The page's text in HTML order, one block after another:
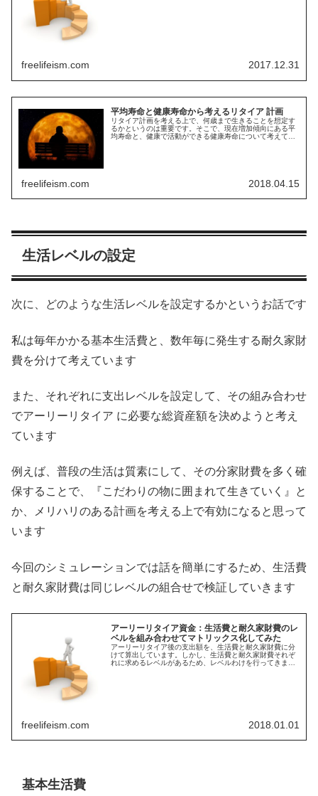
freelifeism.com 2017.12.31
平均寿命と健康寿命から考えるリタイア 計画
リタイア計画を考える上で、何歳まで生きることを想定す
るかというのは重要です。そこで、現在増加傾向にある平
均寿命と、健康で活動ができる健康寿命について考えてみ
freelifeism.com 2018.04.15
生活レベルの設定
次に、どのような生活レベルを設定するかというお話です
私は毎年かかる基本生活費と、数年毎に発生する耐久家財
費を分けて考えています
また、それぞれに支出レベルを設定して、その組み合わせ
でアーリーリタイア に必要な総資産額を決めようと考え
ています
例えば、普段の生活は質素にして、その分家財費を多く確
保することで、『こだわりの物に囲まれて生きていく』と
か、メリハリのある計画を考える上で有効になると思って
います
今回のシミュレーションでは話を簡単にするため、生活費
と耐久家財費は同じレベルの組合せで検証していきます
アーリーリタイア資金：生活費と耐久家財費のレ
ベルを組み合わせてマトリックス化してみた
アーリーリタイア後の支出額を、生活費と耐久家財費に分
けて算出しています。しかし、生活費と耐久家財費それぞ
れに求めるレベルがあるため、レベルわけを行ってきまし
freelifeism.com 2018.01.01
基本生活費